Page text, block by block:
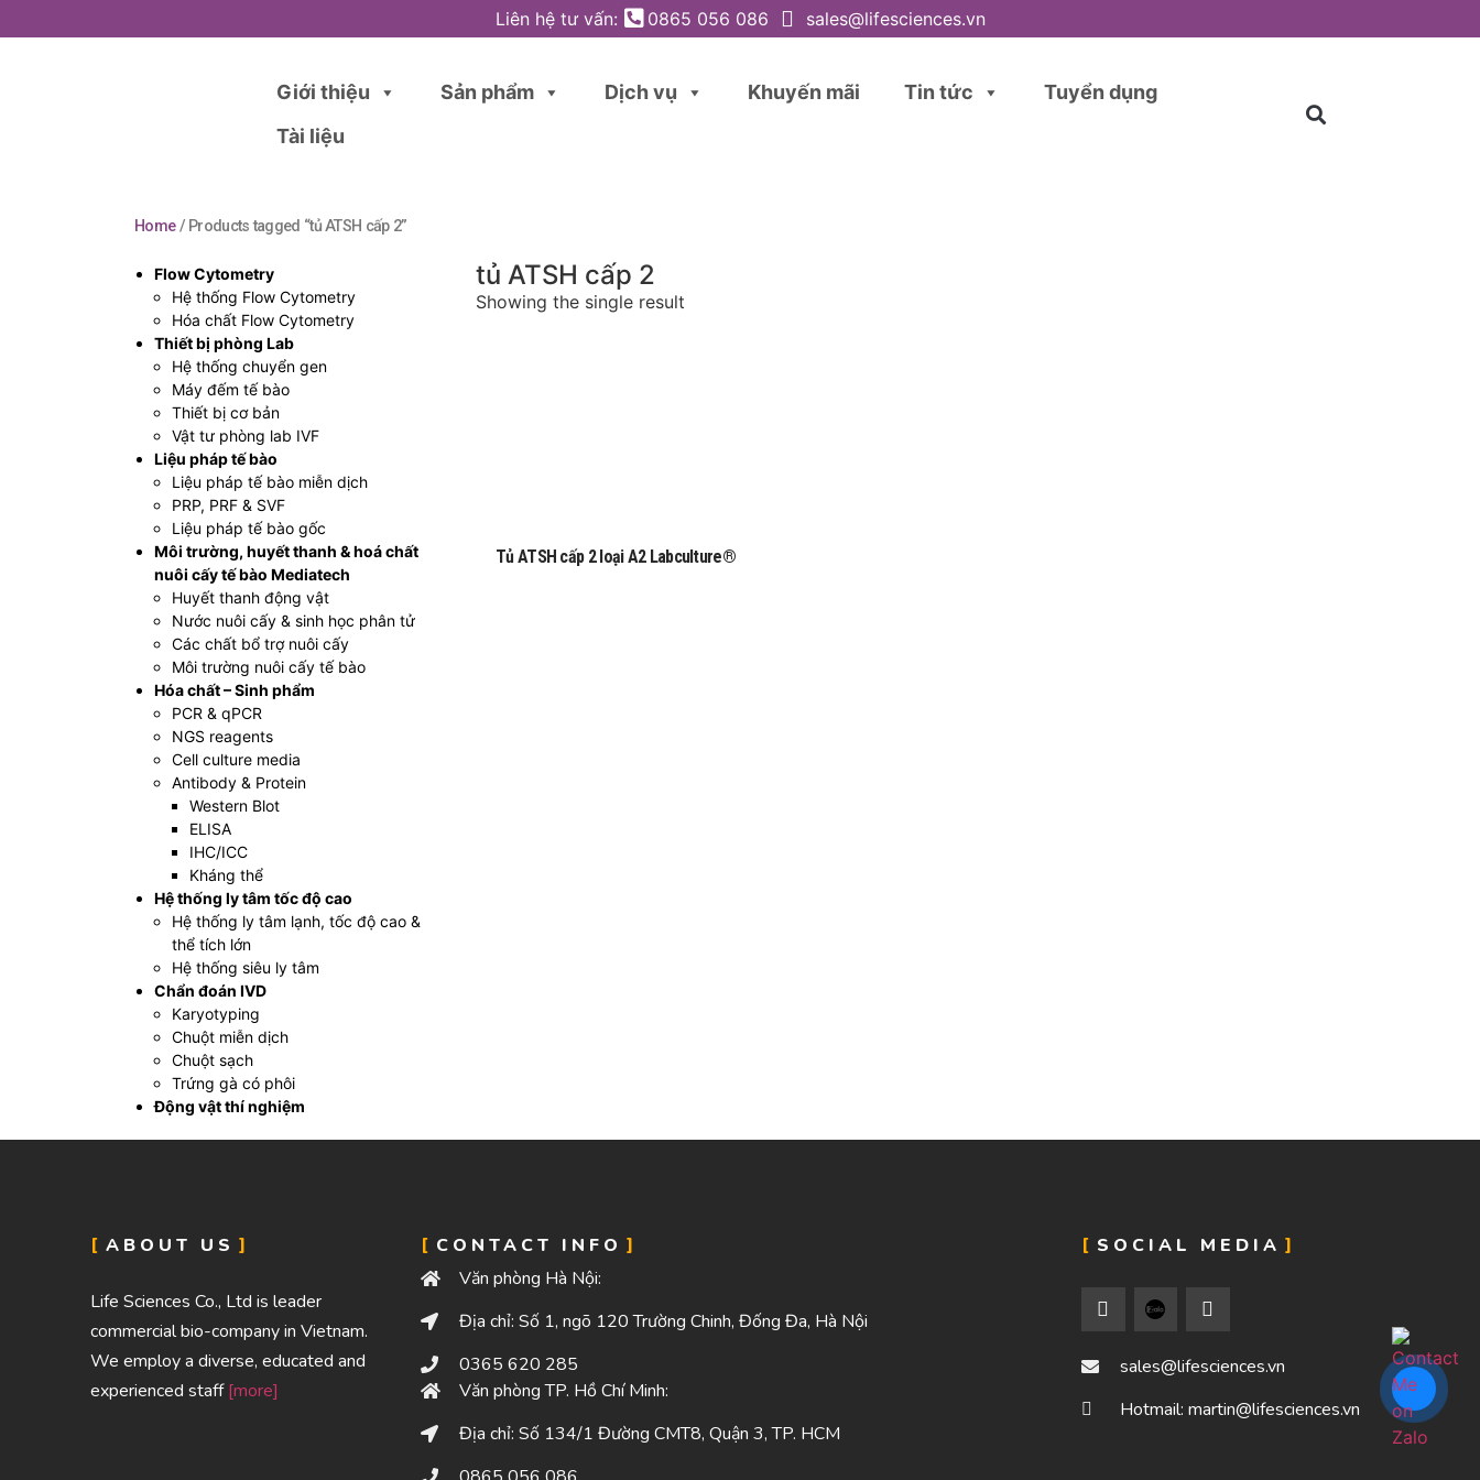
Liên hệ tư vấn: 0865 056 086 sales@lifesciences.vn
Giới thiệu Sản phẩm Dịch vụ Khuyến mãi Tin tức
Tuyển dụng
Tài liệu
Home/ Products tagged “tủ ATSH cấp 2”
Flow Cytometry
Hệ thống Flow Cytometry
Hóa chất Flow Cytometry
Thiết bị phòng Lab
Hệ thống chuyển gen
Máy đếm tế bào
Thiết bị cơ bản
Vật tư phòng lab IVF
Liệu pháp tế bào
Liệu pháp tế bào miễn dịch
PRP, PRF & SVF
Liệu pháp tế bào gốc
Môi trường, huyết thanh & hoá chất
nuôi cấy tế bào Mediatech
Huyết thanh động vật
Nước nuôi cấy & sinh học phân tử
Các chất bổ trợ nuôi cấy
Môi trường nuôi cấy tế bào
Hóa chất – Sinh phẩm
PCR & qPCR
NGS reagents
Cell culture media
Antibody & Protein
Western Blot
ELISA
IHC/ICC
Kháng thể
Hệ thống ly tâm tốc độ cao
Hệ thống ly tâm lạnh, tốc độ cao &
thể tích lớn
Hệ thống siêu ly tâm
Chẩn đoán IVD
Karyotyping
Chuột miễn dịch
Chuột sạch
Trứng gà có phôi
Động vật thí nghiệm
tủ ATSH cấp 2
Showing the single result
Tủ ATSH cấp 2 loại A2 Labculture®
ABOUT US
Life Sciences Co., Ltd is leader
commercial bio-company in Vietnam.
We employ a diverse, educated and
experienced staff[more]
CONTACT INFO
Văn phòng Hà Nội:
Địa chỉ: Số 1, ngõ 120 Trường Chinh, Đống Đa, Hà Nội
0365 620 285
Văn phòng TP. Hồ Chí Minh:
Địa chỉ: Số 134/1 Đường CMT8, Quận 3, TP. HCM
SOCIAL MEDIA
sales@lifesciences.vn
Hotmail: martin@lifesciences.vn